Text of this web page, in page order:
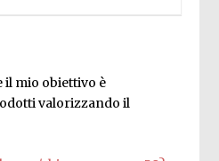
il mio obiettivo è
valorizzando il